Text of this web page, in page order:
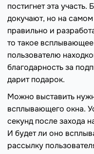
постигнет эта участь.
докучают, но на
правильно и
то такое
пользователю
благодарность за
дарит подарок.
Можно выставить
всплывающего окна.
секунд после захода
И будет ли оно
рассылку